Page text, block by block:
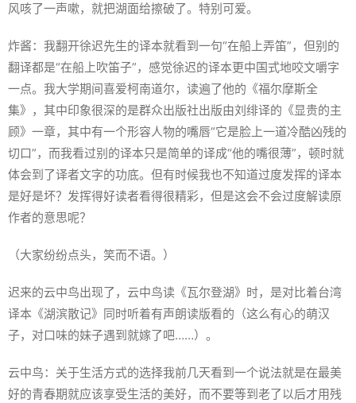
风咳了一声嗽，就把湖面给擦破了。特别可爱。
炸酱：我翻开徐迟先生的译本就看到一句“在船上弄笛”，但别的
翻译都是“在船上吹笛子”，感觉徐迟的译本更中国式地咬文嚼字
一点。我大学期间喜爱柯南道尔，读遍了他的《福尔摩斯全
集》，其中印象很深的是群众出版社出版由刘绯译的《显贵的主
顾》一章，其中有一个形容人物的嘴唇“它是脸上一道冷酷凶残的
切口”，而我看过别的译本只是简单的译成“他的嘴很薄”，顿时就
体会到了译者文字的功底。但有时候我也不知道过度发挥的译本
是好是坏？发挥得好读者看得很精彩，但是这会不会过度解读原
作者的意思呢？
（大家纷纷点头，笑而不语。）
迟来的云中鸟出现了，云中鸟读《瓦尔登湖》时，是对比着台湾
译本《湖滨散记》同时听着有声朗读版看的（这么有心的萌汉
子，对口味的妹子遇到就嫁了吧……）。
云中鸟：关于生活方式的选择我前几天看到一个说法就是在最美
好的青春期就应该享受生活的美好，而不要等到老了以后才用残